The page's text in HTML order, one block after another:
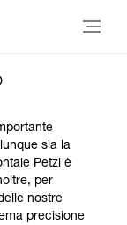
sia la
Petzl è
per
nostre
precisione